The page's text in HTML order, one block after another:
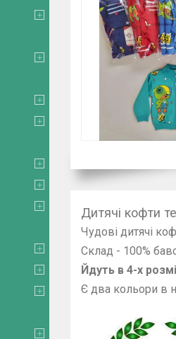
Дитячі кофти
Чудові дитячі
Склад - 100%
Йдуть в 4-х
Є два кольори в